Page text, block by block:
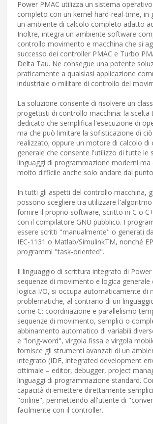
Power PMAC utilizza un sistema
completo con un kernel hard-real-time, in
un ambiente di calcolo completo adatto
Inoltre, integra un ambiente software
controllo movimento e macchina che si
successo dei controller PMAC e Turbo
Delta Tau. Ne consegue una potente
praticamente a qualsiasi applicazione
industriale o militare di controllo del
La soluzione consente di risolvere un
progettisti di controllo macchina: la scelta
dedicato che semplifica l'esecuzione di
ma che può limitare la sofisticazione di
realizzato; oppure un motore di calcolo di
generale che consente l'utilizzo di tutte le
linguaggi di programmazione moderni ma
molto difficile anche solo andare dal
In tutti gli aspetti del controllo macchina,
possono scegliere tra utilizzare
fornire il proprio software, scritto in C o
con il compilatore GNU pubblico. I
essere scritti "manualmente" o generati
IEC-1131 o Matlab/SimulinkTM, nonché
programmi "task-oriented".
Il linguaggio di scrittura integrato di
sequenze di movimento e logica generale
logica I/O, si occupa automaticamente di
problematiche, al contrario di un
come C: coordinazione e parallelismo
sequenze di movimento, semplici o
abbinamento automatico di variabili
e "long-word", virgola fissa e virgola
fornisce gli strumenti avanzati di un
integrato (IDE, integrated development
ottimale – editor, debugger, project
linguaggi di programmazione standard.
capacità di emettere direttamente
"online", permettendo all'utente di
facilmente con il controller.